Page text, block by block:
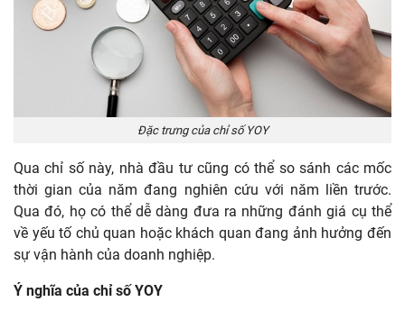
Đặc trưng của chỉ số YOY
Qua chỉ số này, nhà đầu tư cũng có thể so sánh các mốc
thời gian của năm đang nghiên cứu với năm liền trước.
Qua đó, họ có thể dễ dàng đưa ra những đánh giá cụ thể
về yếu tố chủ quan hoặc khách quan đang ảnh hưởng đến
sự vận hành của doanh nghiệp.
Ý nghĩa của chỉ số YOY